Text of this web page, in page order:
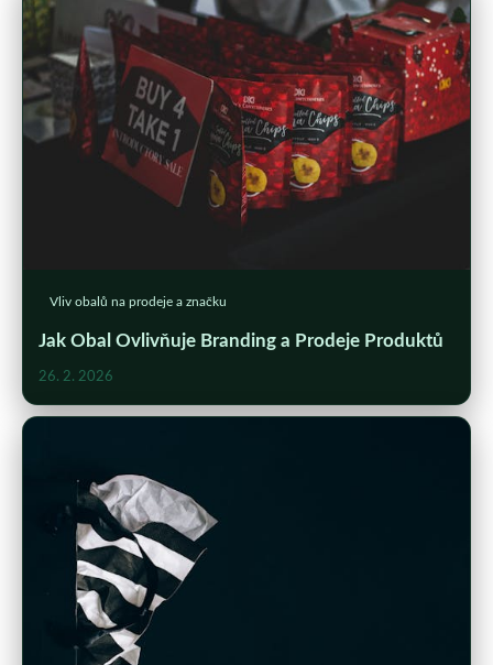
Vliv obalů na prodeje a značku
Jak Obal Ovlivňuje Branding a Prodeje Produktů
26. 2. 2026